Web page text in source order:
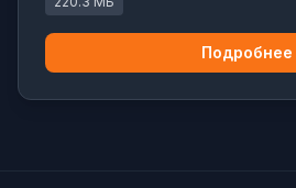
Подробнее